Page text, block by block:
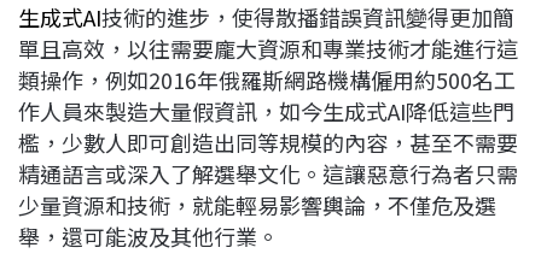
生成式AI技術的進步，使得散播錯誤資訊變得更加簡
單且高效，以往需要龐大資源和專業技術才能進行這
類操作，例如2016年俄羅斯網路機構僱用約500名工
作人員來製造大量假資訊，如今生成式AI降低這些門
檻，少數人即可創造出同等規模的內容，甚至不需要
精通語言或深入了解選舉文化。這讓惡意行為者只需
少量資源和技術，就能輕易影響輿論，不僅危及選
舉，還可能波及其他行業。